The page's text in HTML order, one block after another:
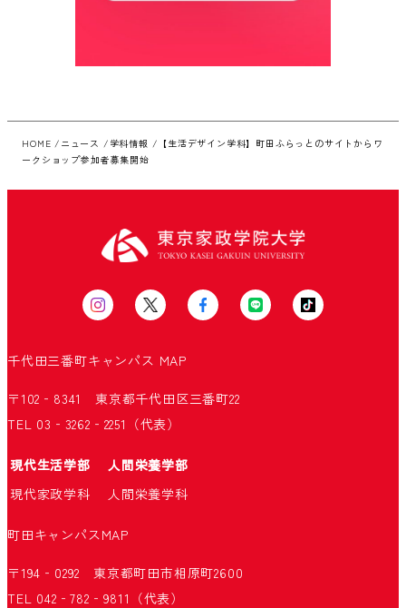
HOME ニュース 学科情報
【生活デザイン学科】町田ふらっとのサイトからワ
ークショップ参加者募集開始
千代田三番町キャンパス MAP
〒102‐8341 東京都千代田区三番町22
TEL 03‐3262‐2251（代表）
現代生活学部
人間栄養学部
現代家政学科
人間栄養学科
町田キャンパスMAP
〒194‐0292 東京都町田市相原町2600
TEL 042‐782‐9811（代表）